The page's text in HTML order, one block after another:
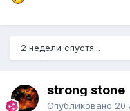
2 недели спустя...
strong stone
Опубликовано 20